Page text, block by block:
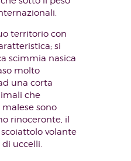
territorio con
si
scimmia nasica
molto
una corta
che
malese sono
rinoceronte, il
volante
uccelli.